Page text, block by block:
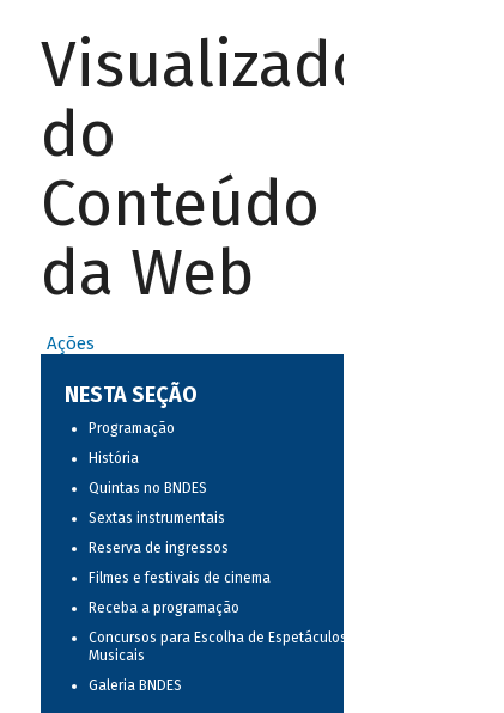
Visualizador
do
Conteúdo
da Web
Ações
NESTA SEÇÃO
Programação
História
Quintas no BNDES
Sextas instrumentais
Reserva de ingressos
Filmes e festivais de cinema
Receba a programação
Concursos para Escolha de Espetáculos
Musicais
Galeria BNDES